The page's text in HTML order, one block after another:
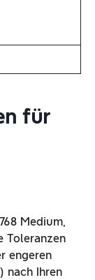
für
Medium,
Toleranzen
engeren
nach Ihren